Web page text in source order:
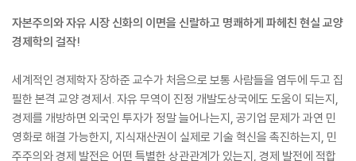
자본주의와 자유 시장 신화의 이면을 신랄하고 명쾌하게 파헤친 현실 교양
경제학의 걸작!
세계적인 경제학자 장하준 교수가 처음으로 보통 사람들을 염두에 두고 집
필한 본격 교양 경제서. 자유 무역이 진정 개발도상국에도 도움이 되는지,
경제를 개방하면 외국인 투자가 정말 늘어나는지, 공기업 문제가 과연 민
영화로 해결 가능한지, 지식재산권이 실제로 기술 혁신을 촉진하는지, 민
주주의와 경제 발전은 어떤 특별한 상관관계가 있는지, 경제 발전에 적합